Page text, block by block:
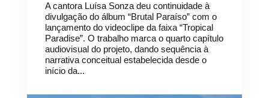
A cantora Luísa Sonza deu continuidade à
divulgação do álbum “Brutal Paraíso” com o
lançamento do videoclipe da faixa “Tropical
Paradise”. O trabalho marca o quarto capítulo
audiovisual do projeto, dando sequência à
narrativa conceitual estabelecida desde o
início da...